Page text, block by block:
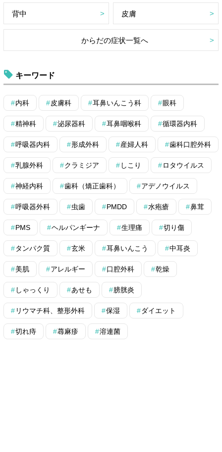
背中 皮膚
からだの症状一覧へ
キーワード
内科 皮膚科 耳鼻いんこう科 眼科
精神科 泌尿器科 耳鼻咽喉科 循環器内科
呼吸器内科 形成外科 産婦人科 歯科口腔外科
乳腺外科 クラミジア しこり ロタウイルス
神経内科 歯科（矯正歯科） アデノウイルス
呼吸器外科 虫歯 PMDD 水疱瘡 鼻茸
PMS ヘルパンギーナ 生理痛 切り傷
タンパク質 玄米 耳鼻いんこう 中耳炎
美肌 アレルギー 口腔外科 乾燥
しゃっくり あせも 膀胱炎
リウマチ科、整形外科 保湿 ダイエット
切れ痔 蕁麻疹 溶連菌